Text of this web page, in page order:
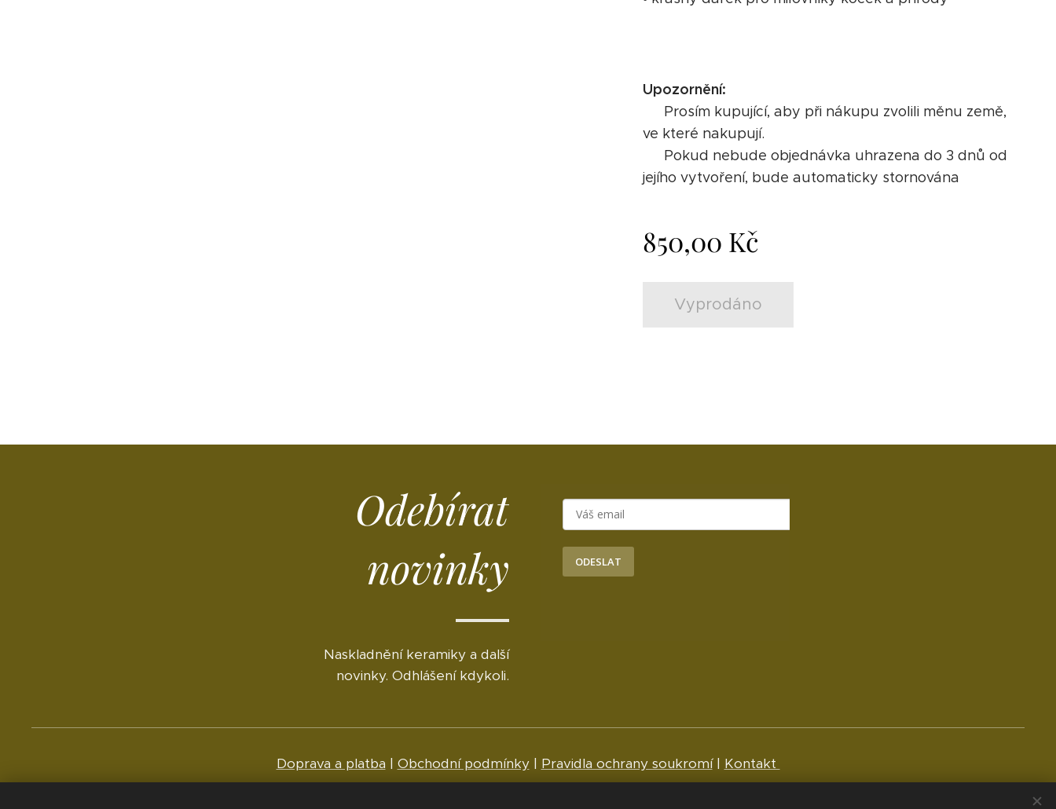
Upozornění:
⚠️ Prosím kupující, aby při nákupu zvolili měnu země,
ve které nakupují.
⚠️ Pokud nebude objednávka uhrazena do 3 dnů od
jejího vytvoření, bude automaticky stornována
850,00 Kč
Vyprodáno
Odebírat
novinky
Naskladnění keramiky a další
novinky. Odhlášení kdykoli.
ODESLAT
Doprava a platba | Obchodní podmínky| Pravidla ochrany soukromí| Kontakt